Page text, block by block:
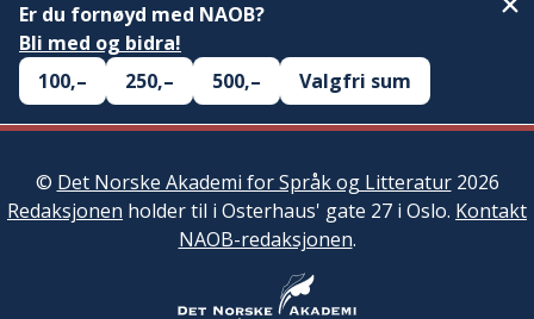
Er du fornøyd med NAOB?
Bli med og bidra!
100,–
250,– 500,– Valgfri sum
© Det Norske Akademi for Språk og Litteratur2026
Redaksjonen holder til i Osterhaus' gate 27 i Oslo. Kontakt
NAOB-redaksjonen.